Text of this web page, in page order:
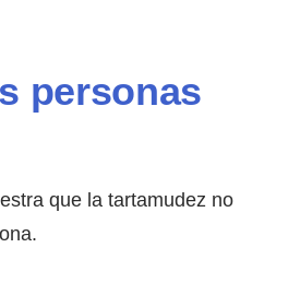
personas
que la tartamudez no